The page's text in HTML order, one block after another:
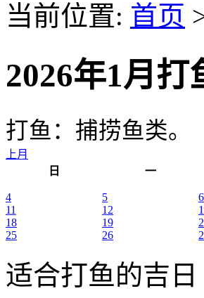
当前位置: 首页
2026年1月
打鱼：捕捞鱼类。
上月
日
一
4 5 6
11
12
18
19
25
26
适合打鱼的吉